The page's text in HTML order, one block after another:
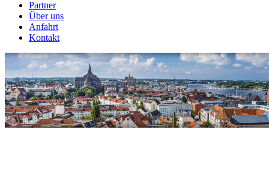
Partner
Über uns
Anfahrt
Kontakt